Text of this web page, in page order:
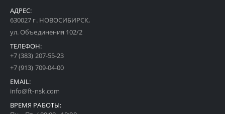
АДРЕС:
630027 г. НОВОСИБИРСК,
ул. Объединения 102/2
ТЕЛЕФОН:
+7 (383) 207-55-23
+7 (913) 709-04-00
EMAIL:
info@ft-nsk.com
ВРЕМЯ РАБОТЫ: